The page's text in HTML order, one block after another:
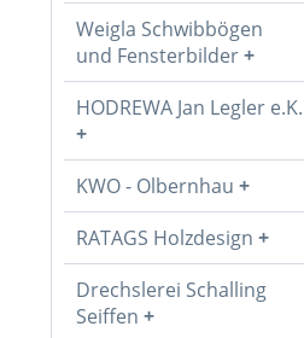
Weigla Schwibbögen
und Fensterbilder
HODREWA Jan Legler e.K.
KWO - Olbernhau
RATAGS Holzdesign
Drechslerei Schalling
Seiffen